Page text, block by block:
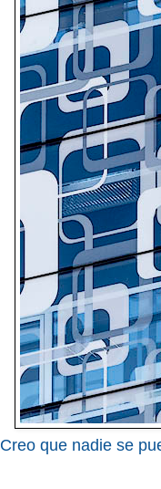
Creo que nadie se